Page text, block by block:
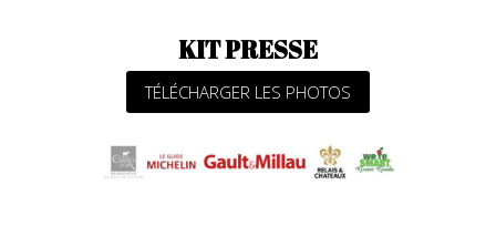
KIT PRESSE
TÉLÉCHARGER LES PHOTOS